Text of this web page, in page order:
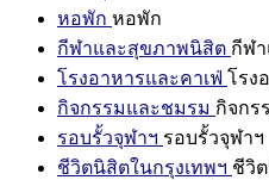
หอพัก หอพัก
กีฬาและสุขภาพนิสิต กีฬ
โรงอาหารและคาเฟ่ โรง
กิจกรรมและชมรม กิจกร
รอบรั้วจุฬาฯ รอบรั้วจุฬาฯ
ชีวิตนิสิตในกรุงเทพฯ ชีวิ